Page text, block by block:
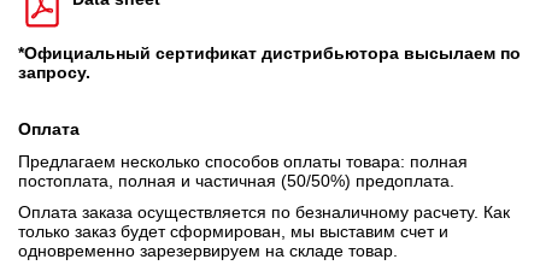
*Официальный сертификат дистрибьютора высылаем по
запросу.
Оплата
Предлагаем несколько способов оплаты товара: полная
постоплата, полная и частичная (50/50%) предоплата.
Оплата заказа осуществляется по безналичному расчету. Как
только заказ будет сформирован, мы выставим счет и
одновременно зарезервируем на складе товар.